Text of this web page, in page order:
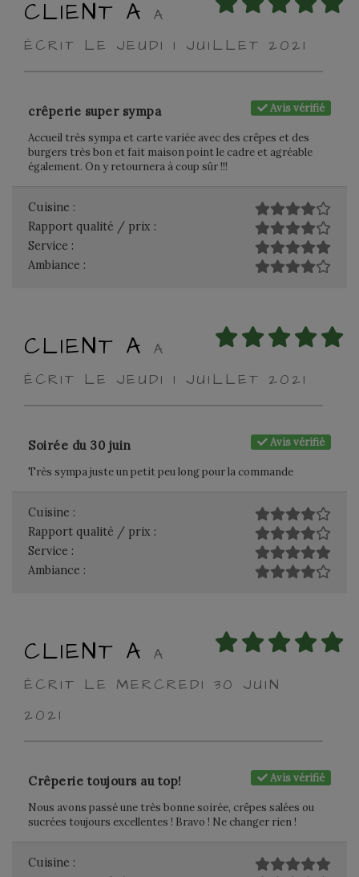
CLIENT A
A
ÉCRIT LE JEUDI 1 JUILLET 2021
Avis vérifié
crêperie super sympa
Accueil très sympa et carte variée avec des crêpes et des
burgers très bon et fait maison point le cadre et agréable
également. On y retournera à coup sûr !!!
Cuisine :
Rapport qualité / prix :
Service :
Ambiance :
CLIENT A
A
ÉCRIT LE JEUDI 1 JUILLET 2021
Avis vérifié
Soirée du 30 juin
Très sympa juste un petit peu long pour la commande
Cuisine :
Rapport qualité / prix :
Service :
Ambiance :
CLIENT A
A
ÉCRIT LE MERCREDI 30 JUIN
2021
Avis vérifié
Crêperie toujours au top!
Nous avons passé une très bonne soirée, crêpes salées ou
sucrées toujours excellentes ! Bravo ! Ne changer rien !
Cuisine :